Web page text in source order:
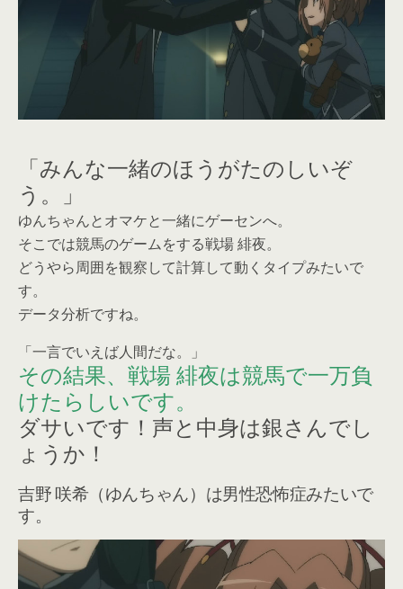
「みんな一緒のほうがたのしいぞ
う。」
ゆんちゃんとオマケと一緒にゲーセンへ。
そこでは競馬のゲームをする戦場 緋夜。
どうやら周囲を観察して計算して動くタイプみたいで
す。
データ分析ですね。
「一言でいえば人間だな。」
その結果、戦場 緋夜は競馬で一万負
けたらしいです。
ダサいです！声と中身は銀さんでし
ょうか！
吉野 咲希（ゆんちゃん）は男性恐怖症みたいで
す。